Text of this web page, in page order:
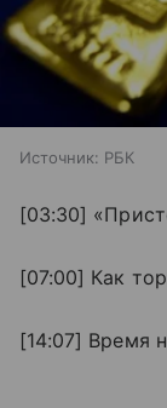
Источник: РБК
[03:30]
[07:00] Как
[14:07] Время